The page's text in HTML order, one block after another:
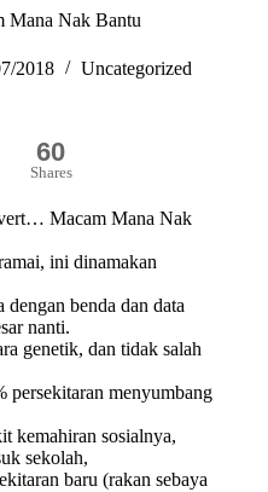
Mana Nak Bantu
2018 Uncategorized
60
Shares
Macam Mana Nak
ini dinamakan
benda dan data
nanti.
genetik, dan tidak salah
persekitaran menyumbang
kemahiran sosialnya,
sekolah,
baru (rakan sebaya